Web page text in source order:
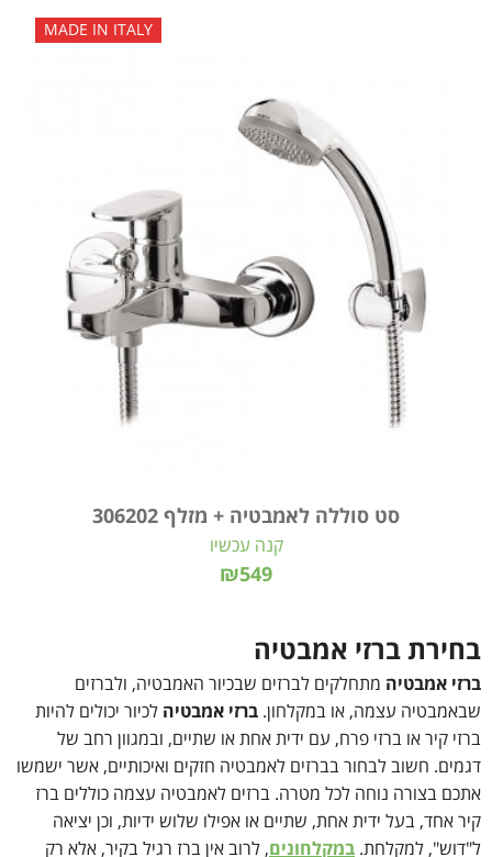
MADE IN ITALY
סט סוללה לאמבטיה + מזלף 306202
₪549
קנה עכשיו
בחירת ברזי אמבטיה
ברזי אמבטיה מתחלקים לברזים שבכיור האמבטיה, ולברזים
שבאמבטיה עצמה, או במקלחון. ברזי אמבטיה לכיור יכולים להיות
ברזי קיר או ברזי פרח, עם ידית אחת או שתיים, ובמגוון רחב של
דגמים. חשוב לבחור בברזים לאמבטיה חזקים ואיכותיים, אשר ישמשו
אתכם בצורה נוחה לכל מטרה. ברזים לאמבטיה עצמה כוללים ברז
קיר אחד, בעל ידית אחת, שתיים או אפילו שלוש ידיות, וכן יציאה
ל"דוש", למקלחת. במקלחונים, לרוב אין ברז רגיל בקיר, אלא רק